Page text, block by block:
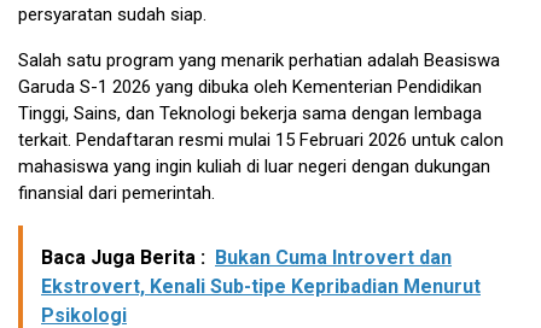
persyaratan sudah siap.
Salah satu program yang menarik perhatian adalah Beasiswa
Garuda S-1 2026 yang dibuka oleh Kementerian Pendidikan
Tinggi, Sains, dan Teknologi bekerja sama dengan lembaga
terkait. Pendaftaran resmi mulai 15 Februari 2026 untuk calon
mahasiswa yang ingin kuliah di luar negeri dengan dukungan
finansial dari pemerintah.
Baca Juga Berita : Bukan Cuma Introvert dan
Ekstrovert, Kenali Sub-tipe Kepribadian Menurut
Psikologi